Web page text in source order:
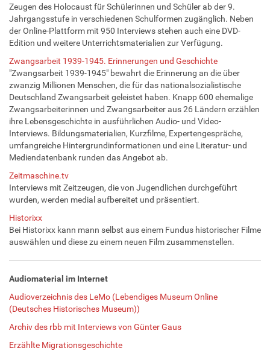
Zeugen des Holocaust für Schülerinnen und Schüler ab der 9.
Jahrgangsstufe in verschiedenen Schulformen zugänglich. Neben
der Online-Plattform mit 950 Interviews stehen auch eine DVD-
Edition und weitere Unterrichtsmaterialien zur Verfügung.
Zwangsarbeit 1939-1945. Erinnerungen und Geschichte
"Zwangsarbeit 1939-1945" bewahrt die Erinnerung an die über
zwanzig Millionen Menschen, die für das nationalsozialistische
Deutschland Zwangsarbeit geleistet haben. Knapp 600 ehemalige
Zwangsarbeiterinnen und Zwangsarbeiter aus 26 Ländern erzählen
ihre Lebensgeschichte in ausführlichen Audio- und Video-
Interviews. Bildungsmaterialien, Kurzfilme, Expertengespräche,
umfangreiche Hintergrundinformationen und eine Literatur- und
Mediendatenbank runden das Angebot ab.
Zeitmaschine.tv
Interviews mit Zeitzeugen, die von Jugendlichen durchgeführt
wurden, werden medial aufbereitet und präsentiert.
Historixx
Bei Historixx kann mann selbst aus einem Fundus historischer Filme
auswählen und diese zu einem neuen Film zusammenstellen.
Audiomaterial im Internet
Audioverzeichnis des LeMo (Lebendiges Museum Online
(Deutsches Historisches Museum))
Archiv des rbb mit Interviews von Günter Gaus
Erzählte Migrationsgeschichte